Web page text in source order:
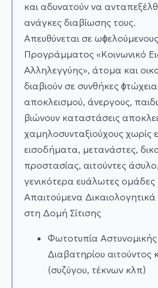
και αδυνατούν να
ανάγκες διαβίωσης τους.
Απευθύνεται σε
Προγράµµατος «Κοινωνικό
Αλληλεγγύης», άτοµα και
διαβιούν σε συνθήκες
αποκλεισµού, άνεργους,
βιώνουν καταστάσεις
χαµηλοσυνταξιούχους χωρίς
εισοδήµατα, µετανάστες,
προστασίας, αιτούντες
γενικότερα ευάλωτες
Απαιτούμενα Δικαιολογητικά
στη Δομή Σίτισης
Φωτοτυπία
Διαβατηρίου αιτούντος
(συζύγου, τέκνων κλπ)